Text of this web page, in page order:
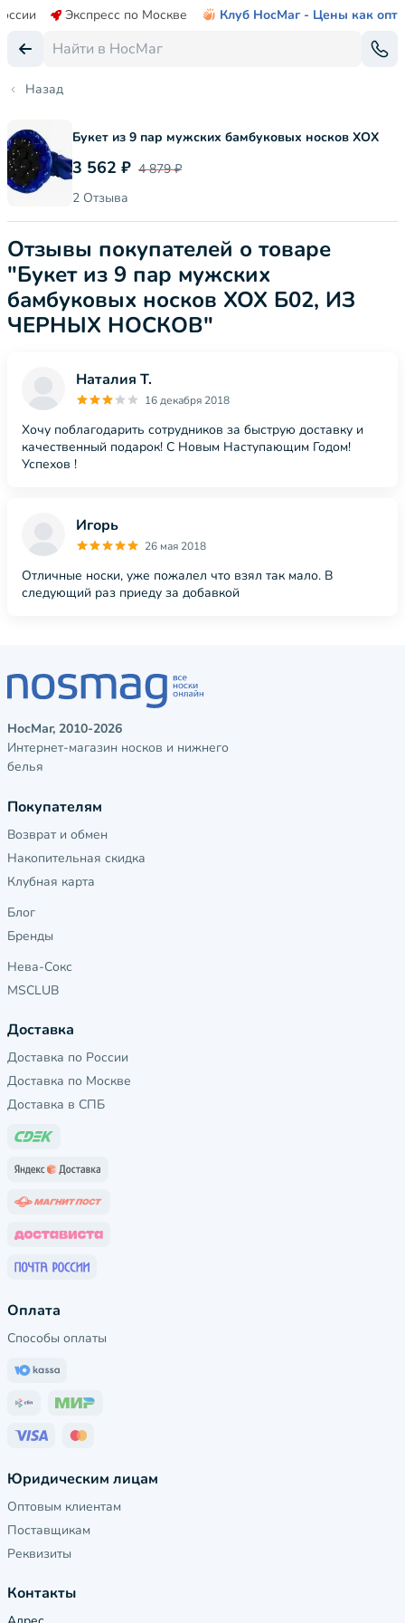
Экспресс по Москве Клуб НосМаг - Цены как опт
Назад
Букет из 9 пар мужских бамбуковых носков ХОХ
3 562 ₽ 4 879 ₽
2 Отзыва
Отзывы покупателей о товаре
"Букет из 9 пар мужских
бамбуковых носков ХОХ Б02, ИЗ
ЧЕРНЫХ НОСКОВ"
Наталия Т.
16 декабря 2018
Хочу поблагодарить сотрудников за быструю доставку и
качественный подарок! С Новым Наступающим Годом!
Успехов !
Игорь
26 мая 2018
Отличные носки, уже пожалел что взял так мало. В
следующий раз приеду за добавкой
НосМаг, 2010-2026
Интернет-магазин носков и нижнего
белья
Покупателям
Возврат и обмен
Накопительная скидка
Клубная карта
Блог
Бренды
Нева-Сокс
MSCLUB
Доставка
Доставка по России
Доставка по Москве
Доставка в СПБ
Оплата
Способы оплаты
Юридическим лицам
Оптовым клиентам
Поставщикам
Реквизиты
Контакты